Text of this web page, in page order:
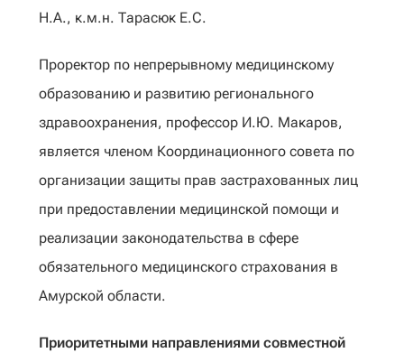
Н.А., к.м.н. Тарасюк Е.С.
Проректор по непрерывному медицинскому
образованию и развитию регионального
здравоохранения, профессор И.Ю. Макаров,
является членом Координационного совета по
организации защиты прав застрахованных лиц
при предоставлении медицинской помощи и
реализации законодательства в сфере
обязательного медицинского страхования в
Амурской области.
Приоритетными направлениями совместной